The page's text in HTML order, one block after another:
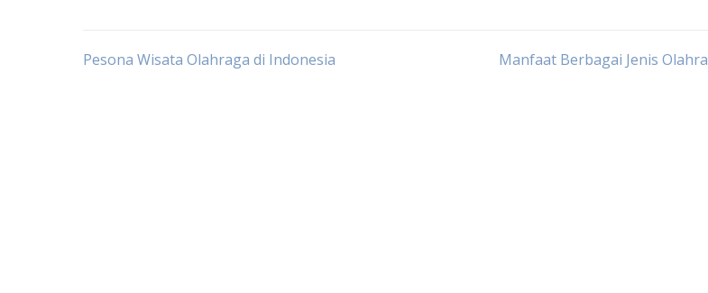
Post
Pesona Wisata Olahraga di Indonesia
Manfaat Berbagai Jenis